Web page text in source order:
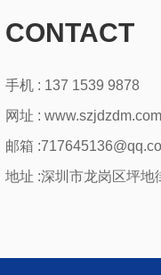
CONTACT
手机 : 137 1539 9878
网址 : www.szjdzdm.com
邮箱
地址 :深圳市龙岗区坪地